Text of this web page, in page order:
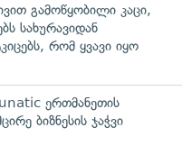
გამოწყობილი კაცი,
სახურავიდან
რომ ყვავი იყო
ერთმანეთის
ბიზნესის ჯაჭვი